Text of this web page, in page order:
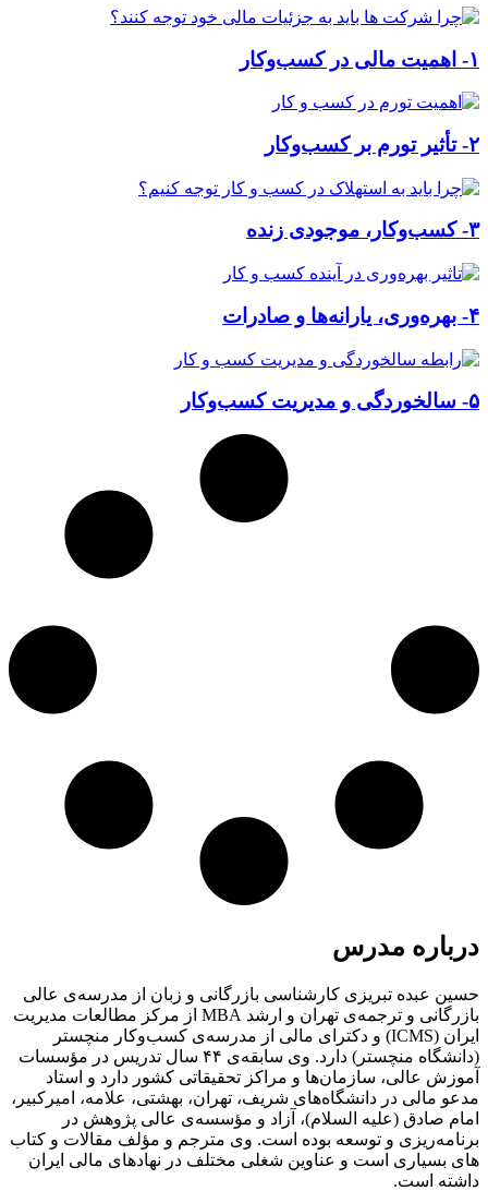
۱- اهمیت مالی در کسب‌وکار
۲- تأثیر تورم بر کسب‌وکار
۳- کسب‌وکار، موجودی زنده
۴- بهره‌وری، یارانه‌ها و صادرات
۵- سالخوردگی و مدیریت کسب‌وکار
درباره مدرس
حسین عبده تبریزی کارشناسی بازرگانی و زبان از مدرسه‌ی عالی
بازرگانی و ترجمه‌ی تهران و ارشد ­MBA از مرکز مطالعات مدیریت
ایران (ICMS) و دکترای مالی از مدرسه‌ی کسب­‌وکار منچستر
(دانشگاه منچستر) دارد. وی سابقه‌ی ۴۴ سال تدریس در مؤسسات
آموزش عالی، سازمان‌ها‌ و مراکز تحقیقاتی کشور دارد و استاد
مدعو مالی در دانشگاه­‌های شریف، تهران، بهشتی، علامه‌، امیرکبیر،
امام صادق (علیه السلام)، آزاد و مؤسسه‌ی عالی پژوهش در
برنامه‌ریزی و توسعه بوده است. وی مترجم و مؤلف مقالات و کتاب­‌
های بسیاری است و عناوین شغلی مختلف در نهادهای مالی ایران
داشته است.